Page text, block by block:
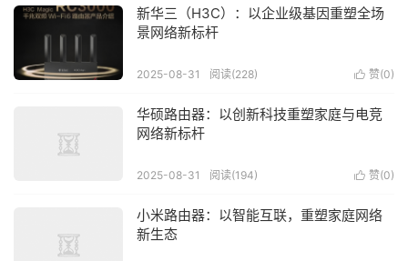
新华三（H3C）：以企业级基因重塑全场
景网络新标杆
 赞(0)
2025-08-31 阅读(228)
华硕路由器：以创新科技重塑家庭与电竞
网络新标杆
 赞(0)
2025-08-31 阅读(194)
小米路由器：以智能互联，重塑家庭网络
新生态